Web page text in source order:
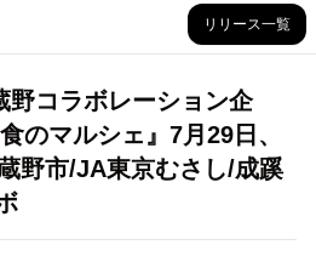
リリース一覧
野コラボレーション企
マルシェ』7月29日、
野市/JA東京むさし/成蹊